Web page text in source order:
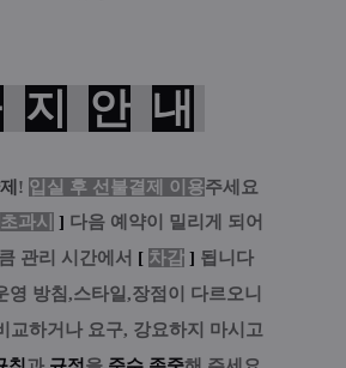
지 안 내
! 입실 후 선불결제 이용주세요
초과시 ] 다음 예약이 밀리게 되어
관리 시간에서 [ 차감 ] 됩니다
영 방침,스타일,장점이 다르오니
교하거나 요구, 강요하지 마시고